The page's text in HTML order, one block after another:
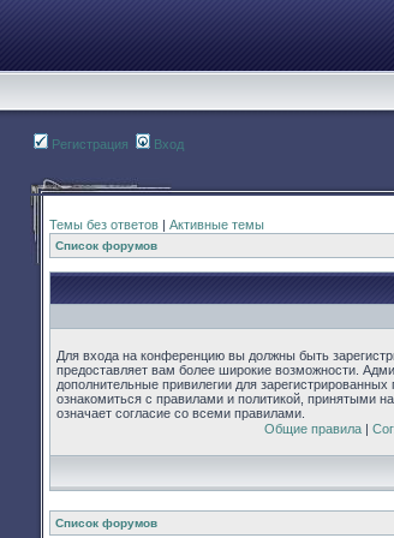
Регистрация Вход
Темы без ответов | Активные темы
Список форумов
Для входа на конференцию вы должны быть
предоставляет вам более широкие возможности.
дополнительные привилегии для
ознакомиться с правилами и политикой, принятыми
означает согласие со всеми правилами.
Общие правила|
Список форумов